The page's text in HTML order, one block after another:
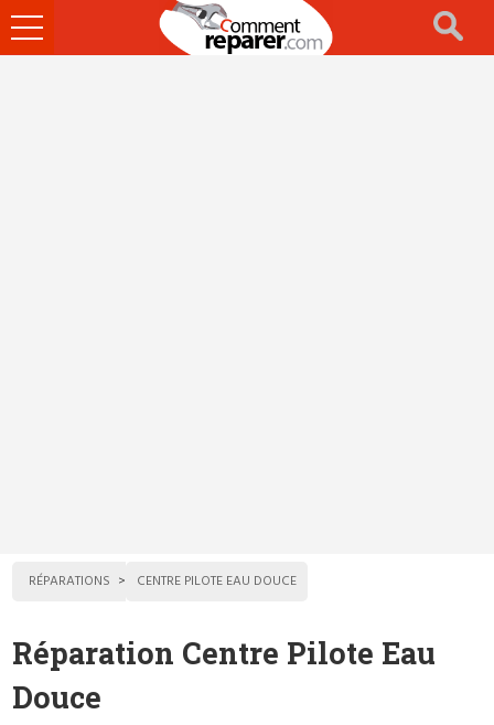
Ouvrir
le
RÉPARATIONS CENTRE PILOTE EAU DOUCE
Réparation Centre Pilote Eau
Douce